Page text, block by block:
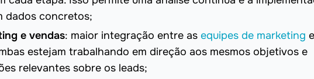
dados concretos;
e vendas: maior integração entre as equipes de marketing e
estejam trabalhando em direção aos mesmos objetivos e
relevantes sobre os leads;